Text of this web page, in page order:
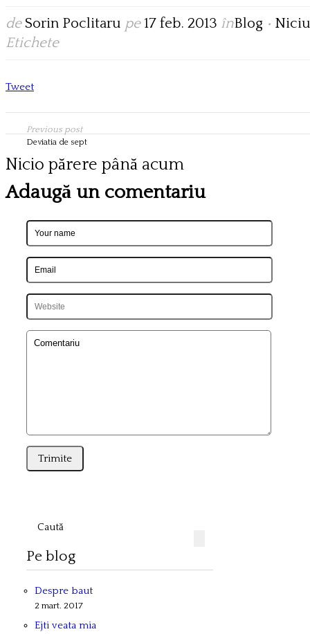
de Sorin Poclitaru pe17 feb. 2013 înBlog •
Etichete
Tweet
Previous post
Deviatia de sept
Nicio părere până acum
Adaugă un comentariu
Pe blog
Despre baut
2 mart. 2017
Ejti veata mia